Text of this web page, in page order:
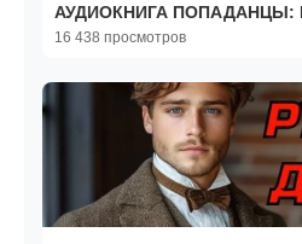
АУДИОКНИГА ПОПАДАНЦЫ:
16 438 просмотров